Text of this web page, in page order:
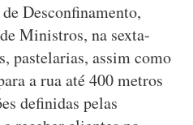
Desconfinamento,
Ministros, na sexta-
pastelarias, assim como
a rua até 400 metros
definidas pelas